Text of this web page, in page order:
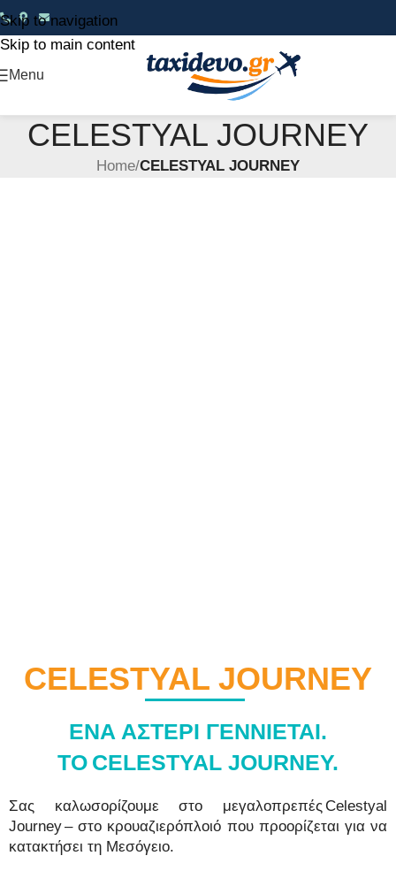
Skip to navigation
Skip to main content
Menu
CELESTYAL JOURNEY
Home/CELESTYAL JOURNEY
CELESTYAL JOURNEY
ΕΝΑ ΑΣΤΕΡΙ ΓΕΝΝΙΕΤΑΙ.
ΤΟ CELESTYAL JOURNEY.
Σας καλωσορίζουμε στο μεγαλοπρεπές Celestyal
Journey – στο κρουαζιερόπλοιό που προορίζεται για να
κατακτήσει τη Μεσόγειο.